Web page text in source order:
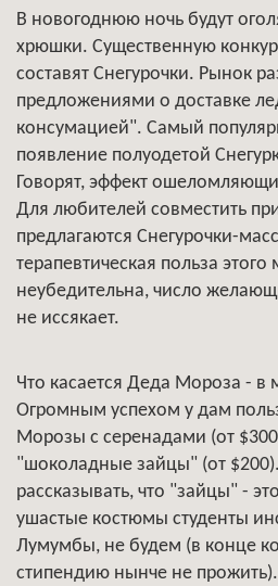
В новогоднюю ночь будут
хрюшки. Существенную
составят Снегурочки. Рынок
предложениями о доставке
консумацией". Самый
появление полуодетой
Говорят, эффект
Для любителей совместить
предлагаются Снегурочки-
терапевтическая польза этого
неубедительна, число
не иссякает.
Что касается Деда Мороза - в
Огромным успехом у дам
Морозы с серенадами (от
"шоколадные зайцы" (от $200).
рассказывать, что "зайцы" -
ушастые костюмы студенты
Лумумбы, не будем (в конце
стипендию нынче не